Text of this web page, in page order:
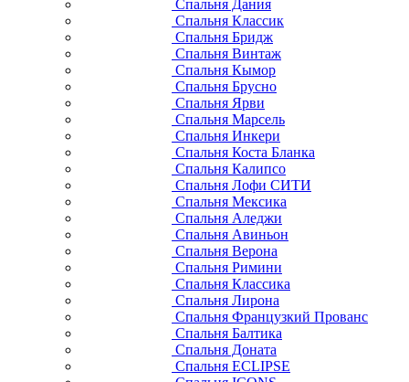
Спальня Дания
Спальня Классик
Спальня Бридж
Спальня Винтаж
Спальня Кымор
Спальня Брусно
Спальня Ярви
Спальня Марсель
Спальня Инкери
Спальня Коста Бланка
Спальня Калипсо
Спальня Лофи СИТИ
Спальня Мексика
Спальня Аледжи
Спальня Авиньон
Спальня Верона
Спальня Римини
Спальня Классика
Спальня Лирона
Спальня Французкий Прованс
Спальня Балтика
Спальня Доната
Спальня ECLIPSE